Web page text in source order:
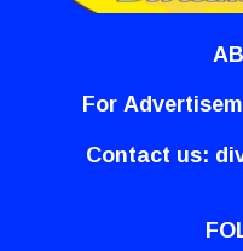
For
Contact us: